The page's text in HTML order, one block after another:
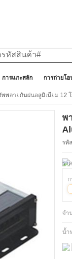
การแกะสลัก การถ่ายโ
พพลายกันฝนอลูมิเนียม 12
พ
รหั
รา
จำ
น้ำ